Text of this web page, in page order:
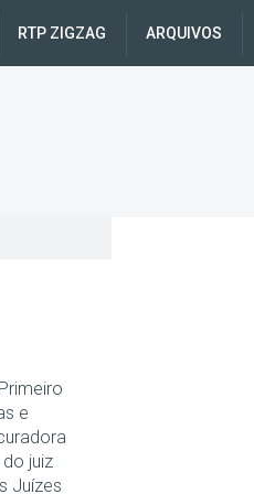
RTP ZIGZAG ARQUIVOS
e
juiz
Juízes